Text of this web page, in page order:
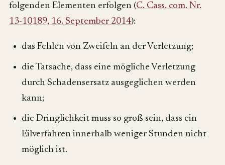
folgenden Elementen erfolgen (C. Cass. com. Nr.
13-10189, 16. September 2014):
das Fehlen von Zweifeln an der Verletzung;
die Tatsache, dass eine mögliche Verletzung
durch Schadensersatz ausgeglichen werden
kann;
die Dringlichkeit muss so groß sein, dass ein
Eilverfahren innerhalb weniger Stunden nicht
möglich ist.